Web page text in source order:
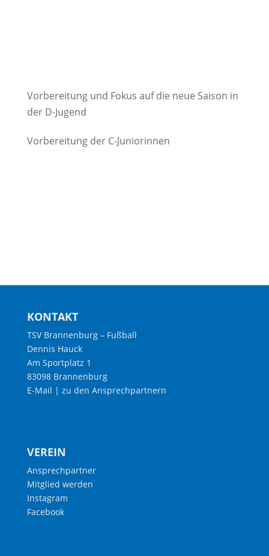
Vorbereitung und Fokus auf die neue Saison in
der D-Jugend
Vorbereitung der C-Juniorinnen
KONTAKT
TSV Brannenburg – Fußball
Dennis Hauck
Am Sportplatz 1
83098 Brannenburg
E-Mail | zu den Ansprechpartnern
VEREIN
Ansprechpartner
Mitglied werden
Instagram
Facebook